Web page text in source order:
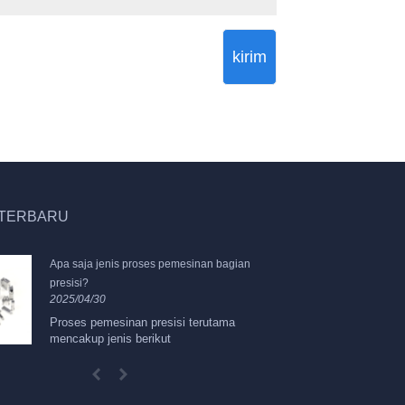
kirim
Apa saja jenis proses pemesinan bagian
presisi?
2025/04/30
Proses pemesinan presisi terutama
mencakup jenis berikut